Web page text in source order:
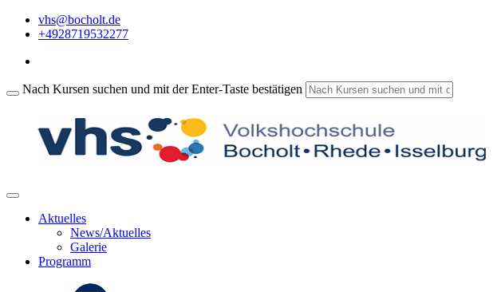
vhs@bocholt.de
+4928719532277
Nach Kursen suchen und mit der Enter-Taste bestätigen
Aktuelles
News/Aktuelles
Galerie
Programm